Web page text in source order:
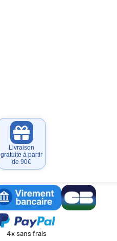
Livraison
gratuite à partir
de 90€
4x sans frais